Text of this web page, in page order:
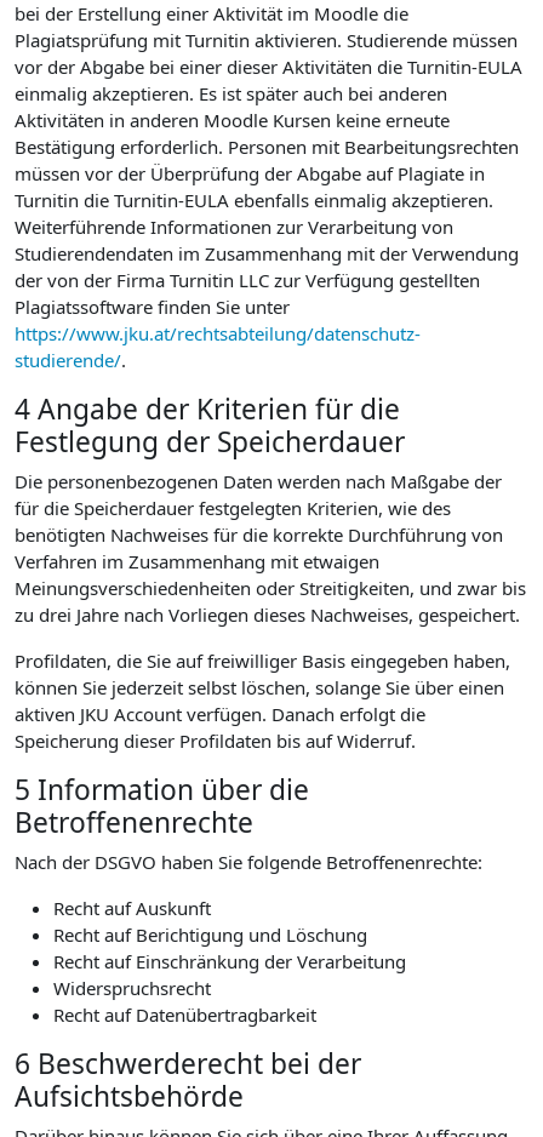
bei der Erstellung einer Aktivität im Moodle die
Plagiatsprüfung mit Turnitin aktivieren. Studierende müssen
vor der Abgabe bei einer dieser Aktivitäten die Turnitin-EULA
einmalig akzeptieren. Es ist später auch bei anderen
Aktivitäten in anderen Moodle Kursen keine erneute
Bestätigung erforderlich. Personen mit Bearbeitungsrechten
müssen vor der Überprüfung der Abgabe auf Plagiate in
Turnitin die Turnitin-EULA ebenfalls einmalig akzeptieren.
Weiterführende Informationen zur Verarbeitung von
Studierendendaten im Zusammenhang mit der Verwendung
der von der Firma Turnitin LLC zur Verfügung gestellten
Plagiatssoftware finden Sie unter
https://www.jku.at/rechtsabteilung/datenschutz-
studierende/.
4 Angabe der Kriterien für die
Festlegung der Speicherdauer
Die personenbezogenen Daten werden nach Maßgabe der
für die Speicherdauer festgelegten Kriterien, wie des
benötigten Nachweises für die korrekte Durchführung von
Verfahren im Zusammenhang mit etwaigen
Meinungsverschiedenheiten oder Streitigkeiten, und zwar bis
zu drei Jahre nach Vorliegen dieses Nachweises, gespeichert.
Profildaten, die Sie auf freiwilliger Basis eingegeben haben,
können Sie jederzeit selbst löschen, solange Sie über einen
aktiven JKU Account verfügen. Danach erfolgt die
Speicherung dieser Profildaten bis auf Widerruf.
5 Information über die
Betroffenenrechte
Nach der DSGVO haben Sie folgende Betroffenenrechte:
Recht auf Auskunft
Recht auf Berichtigung und Löschung
Recht auf Einschränkung der Verarbeitung
Widerspruchsrecht
Recht auf Datenübertragbarkeit
6 Beschwerderecht bei der
Aufsichtsbehörde